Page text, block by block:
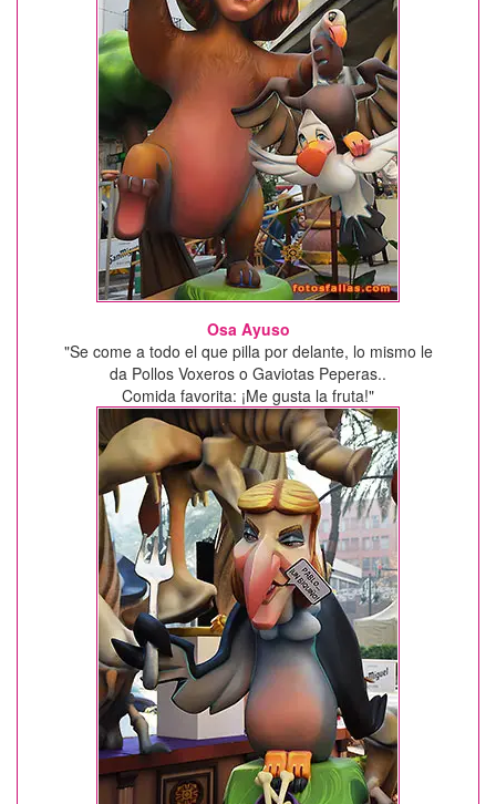
Osa Ayuso
"Se come a todo el que pilla por delante, lo mismo le
da Pollos Voxeros o Gaviotas Peperas..
Comida favorita: ¡Me gusta la fruta!"